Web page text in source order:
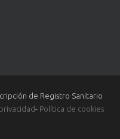
de Registro Sanitario
- Política de cookies